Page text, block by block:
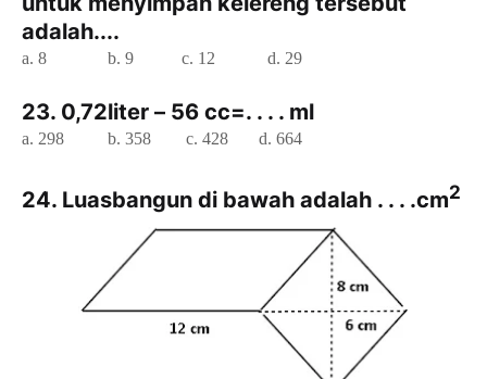
adalah....
a. 8 b. 9 c. 12 d. 29
23. 0,72liter – 56 cc=. . . . ml
a. 298 b. 358 c. 428 d. 664
24. Luasbangun di bawah adalah . . . .cm2